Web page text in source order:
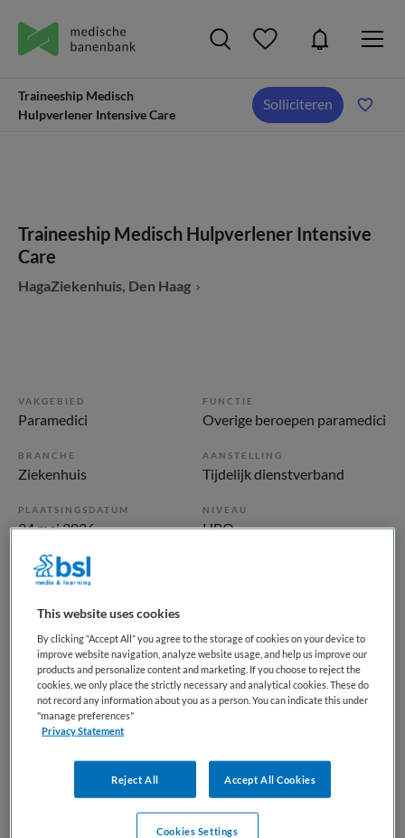
Traineeship Medisch
Hulpverlener Intensive Care
Solliciteren
Traineeship Medisch Hulpverlener Intensive
Care
HagaZiekenhuis, Den Haag
VAKGEBIED
Paramedici
FUNCTIE
Overige beroepen paramedici
BRANCHE
Ziekenhuis
AANSTELLING
Tijdelijk dienstverband
PLAATSINGSDATUM
24 mei 2026
NIVEAU
HBO
ERVARING
Ervaren
Vacature niet beschikbaar
Deze vacature Traineeship Medisch Hulpverlener Intensive
Care bij HagaZiekenhuis is niet meer actueel. Hieronder
staan enkele vergelijkbare vacatures die voor u wellicht
This website uses cookies
By clicking “Accept All” you agree to the storage of cookies on your device to
improve website navigation, analyze website usage, and help us improve our
products and personalize content and marketing. If you choose to reject the
cookies, we only place the strictly necessary and analytical cookies. These do
not record any information about you as a person. You can indicate this under
"manage preferences"
Privacy Statement
Reject All Accept All Cookies
Cookies Settings